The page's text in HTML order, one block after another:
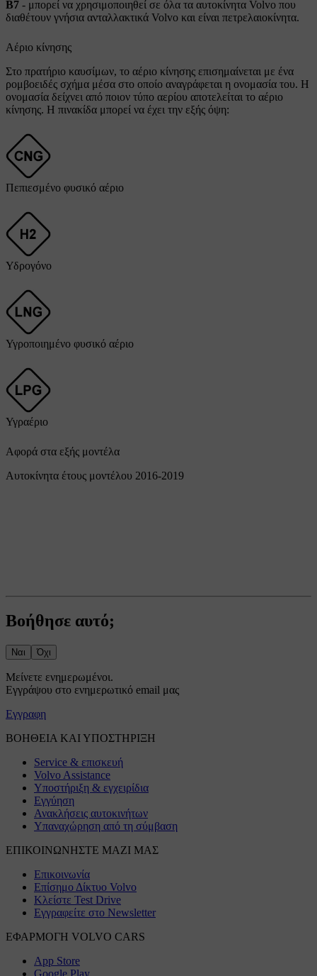
B7 - μπορεί να χρησιμοποιηθεί σε όλα τα αυτοκίνητα Volvo που
διαθέτουν γνήσια ανταλλακτικά Volvo και είναι πετρελαιοκίνητα.
Αέριο κίνησης
Στο πρατήριο καυσίμων, το αέριο κίνησης επισημαίνεται με ένα
ρομβοειδές σχήμα μέσα στο οποίο αναγράφεται η ονομασία του. Η
ονομασία δείχνει από ποιον τύπο αερίου αποτελείται το αέριο
κίνησης. Η πινακίδα μπορεί να έχει την εξής όψη:
Πεπιεσμένο φυσικό αέριο
Υδρογόνο
Υγροποιημένο φυσικό αέριο
Υγραέριο
Αφορά στα εξής μοντέλα
Αυτοκίνητα έτους μοντέλου 2016-2019
Βοήθησε αυτό;
Ναι Όχι